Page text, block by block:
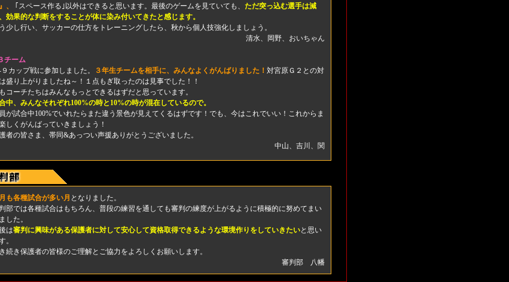
、
｢スペース作る｣以外はできると思います。最後のゲームを見ていても、 ただ突っ込む選手は減
効果的な判断をすることが体に染み付いてきたと感じます。
少し行い、サッカーの仕方をトレーニングしたら、秋から個人技強化しましょう。
清水、岡野、おいちゃん
チーム
９カップ戦に参加しました。
３年生チームを相手に、みんなよくがんばりました！ 対宮原Ｇ２との対
盛り上がりましたね～！１点もぎ取ったのは見事でした！！
コーチたちはみんなもっとできるはずだと思っています。
中、みんなそれぞれ100%の時と10%の時が混在しているので。
が試合中100%でいれたらまた違う景色が見えてくるはずです！でも、今はこれでいい！これからま
しくがんばっていきましょう！
者の皆さま、帯同&あっつい声援ありがとうございました。
中山、吉川、関
も各種試合が多い月 となりました。
部では各種試合はもちろん、普段の練習を通しても審判の練度が上がるように積極的に努めてまい
した。
は審判に興味がある保護者に対して安心して資格取得できるような環境作りをしていきたいと思い
。
続き保護者の皆様のご理解とご協力をよろしくお願いします。
審判部 八幡